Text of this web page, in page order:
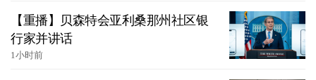
【重播】贝森特会亚利桑那州社区银
行家并讲话
1小时前